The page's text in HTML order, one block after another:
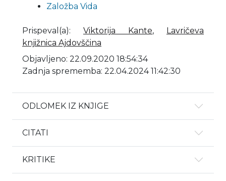
Založba Vida
Prispeval(a): Viktorija Kante,
Lavričeva
knjižnica Ajdovščina
Objavljeno: 22.09.2020 18:54:34
Zadnja sprememba: 22.04.2024 11:42:30
ODLOMEK IZ KNJIGE
CITATI
KRITIKE